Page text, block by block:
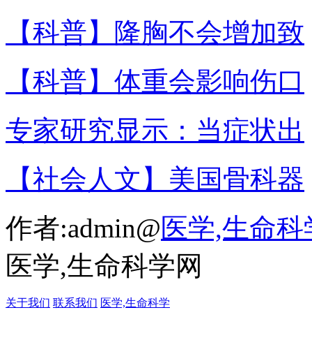
【科普】隆胸不会增加致
【科普】体重会影响伤口
专家研究显示：当症状出
【社会人文】美国骨科器
作者:admin@医学,生命科
医学,生命科学网
关于我们 联系我们 医学,生命科学